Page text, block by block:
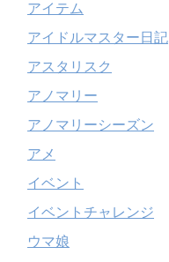
アイテム
アイドルマスター日記
アスタリスク
アノマリー
アノマリーシーズン
アメ
イベント
イベントチャレンジ
ウマ娘